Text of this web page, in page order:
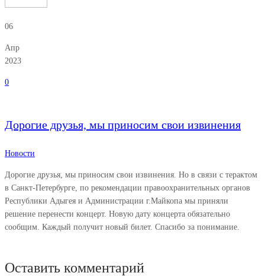
06
Апр
2023
0
Дорогие друзья, мы приносим свои извинения
Новости
Дорогие друзья, мы приносим свои извинения. Но в связи с терактом
в Санкт-Петербурге, по рекомендации правоохранительных органов
Республики Адыгея и Администрации г.Майкопа мы приняли
решение перенести концерт. Новую дату концерта обязательно
сообщим. Каждый получит новый билет. Спасибо за понимание.
Оставить комментарий